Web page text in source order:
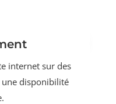
internet sur des
disponibilité